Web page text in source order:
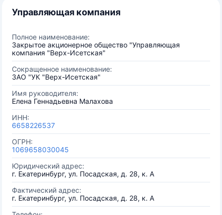
Управляющая компания
Полное наименование:
Закрытое акционерное общество "Управляющая
компания "Верх-Исетская"
Сокращенное наименование:
ЗАО "УК "Верх-Исетская"
Имя руководителя:
Елена Геннадьевна Малахова
ИНН:
6658226537
ОГРН:
1069658030045
Юридический адрес:
г. Екатеринбург, ул. Посадская, д. 28, к. А
Фактический адрес:
г. Екатеринбург, ул. Посадская, д. 28, к. А